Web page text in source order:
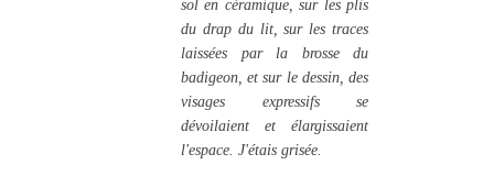
sol en céramique, sur les plis
du drap du lit, sur les traces
laissées par la brosse du
badigeon, et sur le dessin, des
visages expressifs se
dévoilaient et élargissaient
l'espace. J'étais grisée.